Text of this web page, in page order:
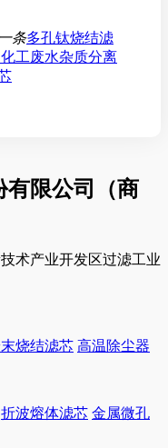
条多孔钛烧结滤
工废水杂质分离
有限公司（商
术产业开发区过滤工业
烧结滤芯 高温除尘器
折波熔体滤芯 金属微孔